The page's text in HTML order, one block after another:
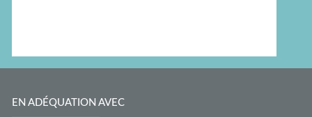
EN ADÉQUATION AVEC